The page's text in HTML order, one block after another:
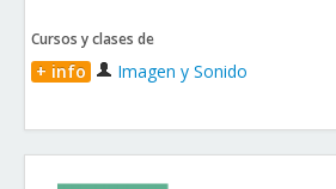
Cursos y clases de
+ info Imagen y Sonido